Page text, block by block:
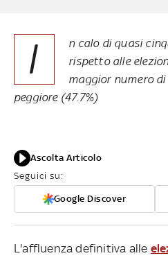
I
n calo di quasi
rispetto alle
maggior numero
peggiore (47.7%)
Ascolta Articolo
Seguici su:
Google Discover
L'affluenza definitiva alle